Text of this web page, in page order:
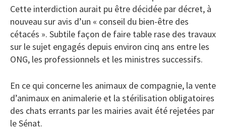
Cette interdiction aurait pu être décidée par décret, à
nouveau sur avis d’un « conseil du bien-être des
cétacés ». Subtile façon de faire table rase des travaux
sur le sujet engagés depuis environ cinq ans entre les
ONG, les professionnels et les ministres successifs.
En ce qui concerne les animaux de compagnie, la vente
d’animaux en animalerie et la stérilisation obligatoires
des chats errants par les mairies avait été rejetées par
le Sénat.